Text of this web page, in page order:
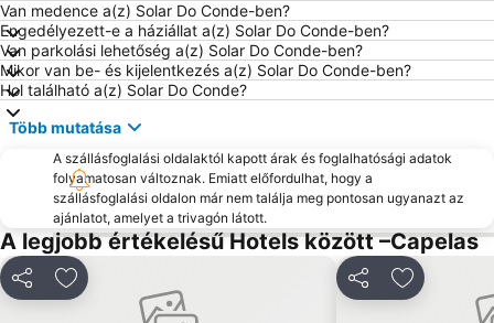
Van medence a(z) Solar Do Conde-ben?
Engedélyezett-e a háziállat a(z) Solar Do Conde-ben?
Van parkolási lehetőség a(z) Solar Do Conde-ben?
Mikor van be- és kijelentkezés a(z) Solar Do Conde-ben?
Hol található a(z) Solar Do Conde?
Több mutatása
A szállásfoglalási oldalaktól kapott árak és foglalhatósági adatok
folyamatosan változnak. Emiatt előfordulhat, hogy a
szállásfoglalási oldalon már nem találja meg pontosan ugyanazt az
ajánlatot, amelyet a trivagón látott.
A legjobb értékelésű Hotels között –Capelas
MegosztásHozzáadás a kedvencekhez Megosztás